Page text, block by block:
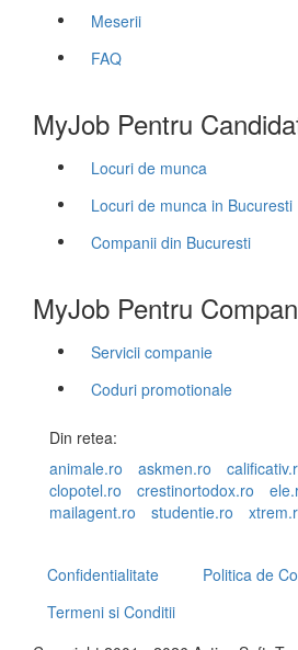
Meserii
FAQ
MyJob Pentru
Locuri de munca
Locuri de munca in Bucuresti
Companii din Bucuresti
MyJob Pentru
Servicii companie
Coduri promotionale
Din retea:
animale.ro
askmen.ro
clopotel.ro
crestinortodox.ro
mailagent.ro
studentie.ro
Confidentialitate
Politica de
Termeni si Conditii